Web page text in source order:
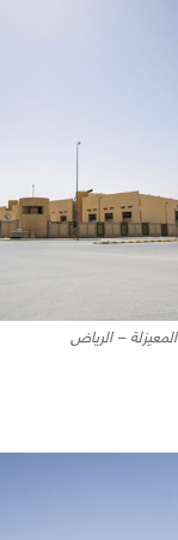
– الرياض